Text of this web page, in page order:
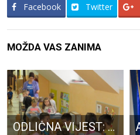
Facebook Twitter
MOŽDA VAS ZANIMA
ODLIČNA VIJEST: U Gospiću novim ulaganjima omogućeni dodatni upisi djece u Dječji vrtić Pahuljica